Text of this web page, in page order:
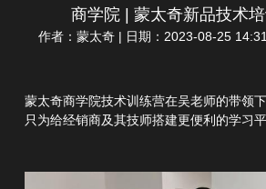
商学院 | 蒙太奇新品技术
作者：蒙太奇 | 日期：2023-08-25
蒙太奇商学院技术训练营在吴老师的带领
只为给经销商及其技师搭建更便利的学习平